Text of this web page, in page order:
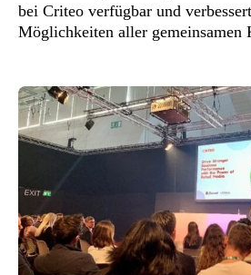
bei Criteo verfügbar und
Möglichkeiten aller gemeinsamen